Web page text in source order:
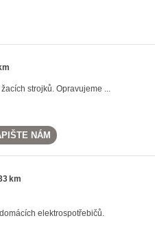
strojků. Opravujeme ...
NÁM
km
elektrospotřebičů.